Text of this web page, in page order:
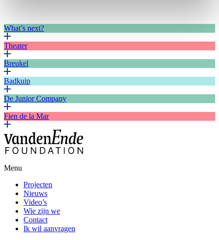
What’s next?
Theater
Breukel
Badkuip
De Junior Company
Fien de la Mar
Menu
Projecten
Nieuws
Video’s
Wie zijn we
Contact
Ik wil aanvragen